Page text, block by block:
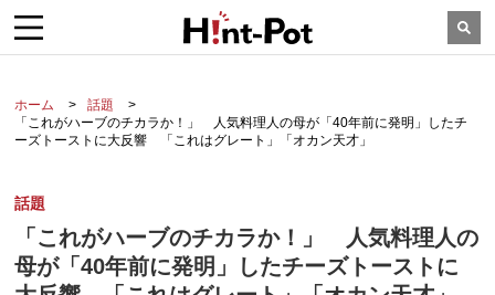
ホーム
話題
「これがハーブのチカラか！」 人気料理人の母が「40年前に発明」したチ
ーズトーストに大反響 「これはグレート」「オカン天才」
話題
「これがハーブのチカラか！」 人気料理人の
母が「40年前に発明」したチーズトーストに